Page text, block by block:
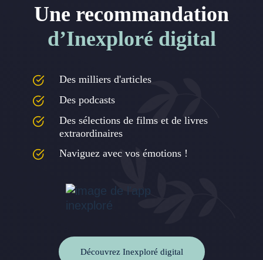
Une recommandation
d’Inexploré digital
Des milliers d'articles
Des podcasts
Des sélections de films et de livres
extraordinaires
Naviguez avec vos émotions !
Découvrez Inexploré digital